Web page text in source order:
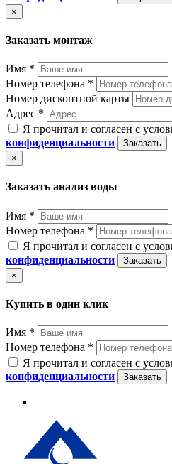
×
Заказать монтаж
Имя *
Номер телефона *
Номер дисконтной карты
Адрес *
Я прочитал и согласен с
конфиденциальности
Заказать
×
Заказать анализ воды
Имя *
Номер телефона *
Я прочитал и согласен с
конфиденциальности
Заказать
×
Купить в один клик
Имя *
Номер телефона *
Я прочитал и согласен с
конфиденциальности
Заказать